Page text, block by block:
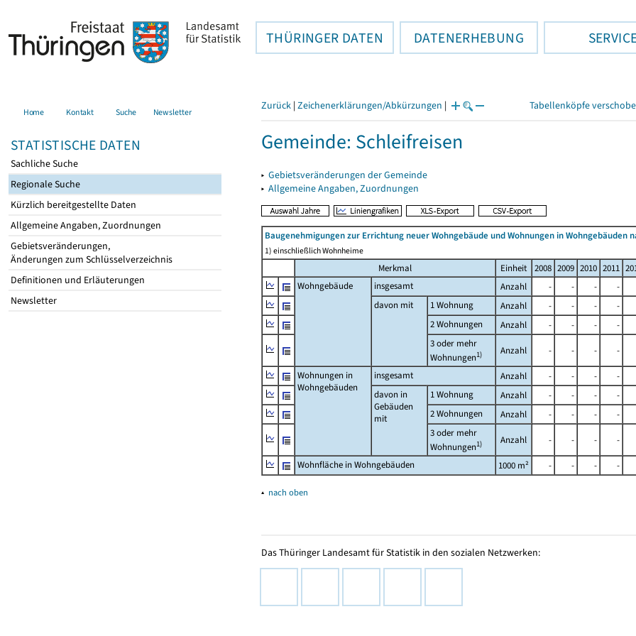
THÜRINGER DATEN DATENERHEBUNG
Home Kontakt Suche Newsletter
STATISTISCHE DATEN
Sachliche Suche
Regionale Suche
Kürzlich bereitgestellte Daten
Allgemeine Angaben, Zuordnungen
Gebietsveränderungen,
Änderungen zum Schlüsselverzeichnis
Definitionen und Erläuterungen
Newsletter
Zurück | Zeichenerklärungen/Abkürzungen | Tabellenköpfe
Gemeinde: Schleifreisen
▸ Gebietsveränderungen der Gemeinde
▸ Allgemeine Angaben, Zuordnungen
Baugenehmigungen zur Errichtung neuer Wohngebäude und Wohnungen in Wohngebäuden
1) einschließlich Wohnheime
Merkmal Einheit 2008 2009 2010 2011
Wohngebäude
insgesamt Anzahl - - - -
davon mit
1 Wohnung Anzahl - - - -
2 Wohnungen
Anzahl - - - -
3 oder mehr
Wohnungen1) Anzahl - - - -
Wohnungen in
Wohngebäuden
insgesamt Anzahl - - - -
davon in
Gebäuden
mit
1 Wohnung Anzahl - - - -
2 Wohnungen
Anzahl - - - -
3 oder mehr
Wohnungen1) Anzahl - - - -
Wohnfläche in Wohngebäuden 1000 m² - - - -
▴ nach oben
Das Thüringer Landesamt für Statistik in den sozialen Netzwerken: